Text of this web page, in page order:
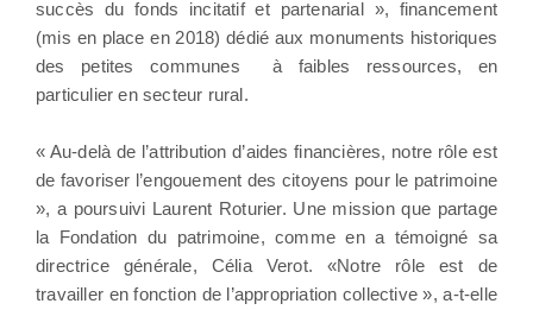
succès du fonds incitatif et partenarial », financement
(mis en place en 2018) dédié aux monuments historiques
des petites communes à faibles ressources, en
particulier en secteur rural.
« Au-delà de l’attribution d’aides financières, notre rôle est
de favoriser l’engouement des citoyens pour le patrimoine
», a poursuivi Laurent Roturier. Une mission que partage
la Fondation du patrimoine, comme en a témoigné sa
directrice générale, Célia Verot. «Notre rôle est de
travailler en fonction de l’appropriation collective », a-t-elle